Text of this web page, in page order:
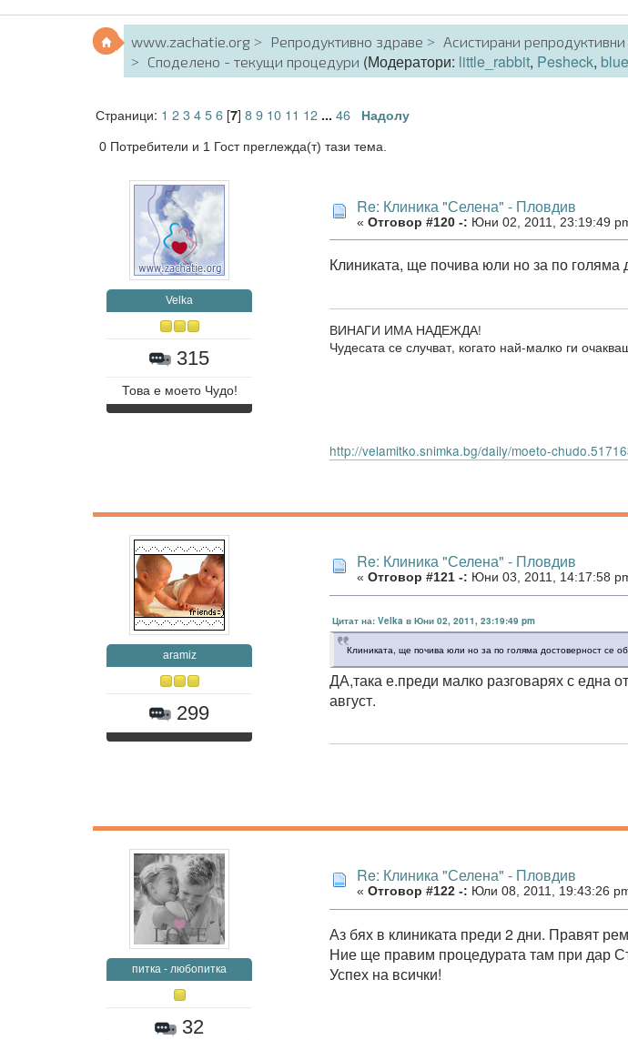
www.zachatie.org Репродуктивно здраве
Асистирани
Споделено - текущи процедури (Модератори: little_rabbit, Pesheck,
Страници: 1 23456[7] 89 10 11 12 ... 46 Надолу
0 Потребители и 1 Гост преглежда(т) тази тема.
Velka
315
Това е моето Чудо!
Re: Клиника "Селена" - Пловдив
« Отговор #120 -: Юни 02, 2011, 23:19:49
Клиниката, ще почива юли но за по голяма
ВИНАГИ ИМА НАДЕЖДА!
Чудесата се случват, когато най-малко ги
http://velamitko.snimka.bg/daily/moeto-
aramiz
299
Re: Клиника "Селена" - Пловдив
« Отговор #121 -: Юни 03, 2011, 14:17:58
Цитат на: Velka в Юни 02, 2011, 23:19:49 pm
Клиниката, ще почива юли но за по голяма достоверност се
ДА,така е.преди малко разговарях с една
август.
питка - любопитка
32
Re: Клиника "Селена" - Пловдив
« Отговор #122 -: Юли 08, 2011, 19:43:26
Аз бях в клиниката преди 2 дни. Правят
Ние ще правим процедурата там при дар
Успех на всички!